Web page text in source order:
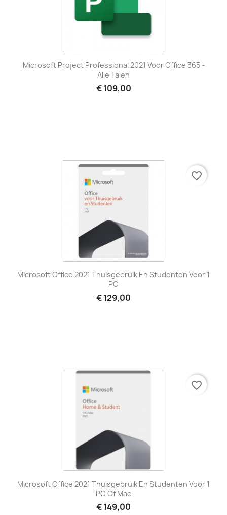
Microsoft Project Professional 2021 Voor Office 365 -
Alle Talen
€ 109,00
Microsoft Office 2021 Thuisgebruik En Studenten Voor 1
PC
€ 129,00
favorite_border
Microsoft Office 2021 Thuisgebruik En Studenten Voor 1
PC Of Mac
€ 149,00
favorite_border